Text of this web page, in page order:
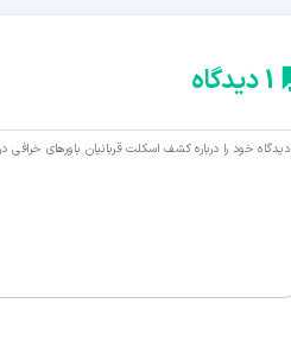
1 دیدگاه
دیدگاه خود را درباره کشف اسکلت قربانیان باورهای خرافی